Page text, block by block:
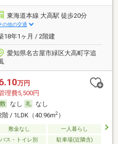
東海道本線 大高駅 徒歩20分
の他の交通
18年1ヶ月 / 2階建
愛知県名古屋市緑区大高町字追
万円
理費5,500円
なし
なし
階 / 1LDK（40.96m2）
敷金なし
一人暮らし
バス・トイレ別 駐車場(近隣含)